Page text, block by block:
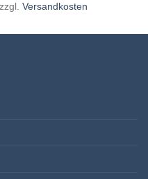
zzgl. Versandkosten